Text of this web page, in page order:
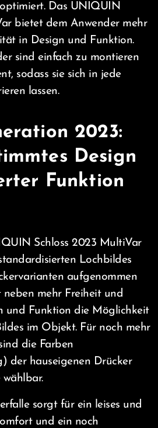
Das UNIQUIN
bietet dem Anwender mehr
in Design und Funktion.
sind einfach zu montieren
sodass sie sich in jede
lassen.
2023:
Design
Funktion
Schloss 2023 MultiVar
Lochbildes
aufgenommen
neben mehr Freiheit und
und Funktion die Möglichkeit
im Objekt. Für noch mehr
die Farben
der hauseigenen Drücker
sorgt für ein leises und
und ein noch